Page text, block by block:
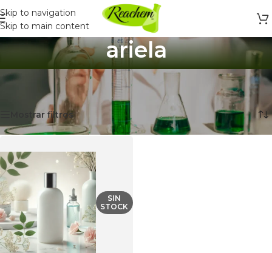
Skip to navigation
Skip to main content
ariela
Inicio
Productos etiquetados “ariela”
Mostrando el único resultado
Mostrar filtros
SIN
STOCK